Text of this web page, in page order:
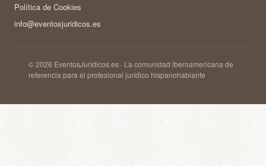
Política de Cookies
info@eventosjuridicos.es
© 2026 EventosJurídicos.es · La comunidad iberoamericana de
referencia para el profesional jurídico hispanohablante